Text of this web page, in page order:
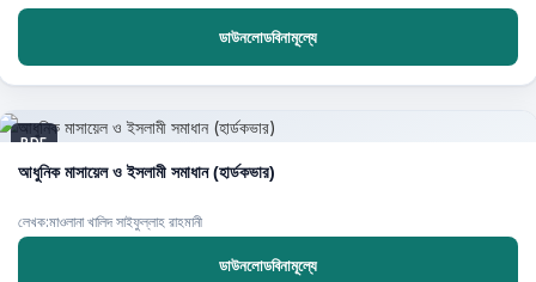
ডাউনলোডবিনামূল্যে
PDF
আধুনিক মাসায়েল ও ইসলামী সমাধান (হার্ডকভার)
লেখক:মাওলানা খালিদ সাইফুল্লাহ রাহমানী
ডাউনলোডবিনামূল্যে